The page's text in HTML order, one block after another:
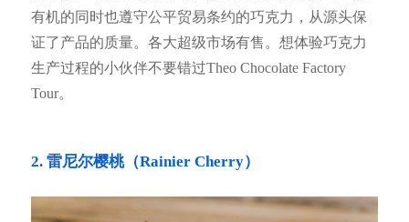
有机的同时也遵守公平贸易条约的巧克力，从源头保
证了产品的质量。各大超级市场有售。想体验巧克力
生产过程的小伙伴不要错过Theo Chocolate Factory
Tour。
2. 雷尼尔樱桃（Rainier Cherry）